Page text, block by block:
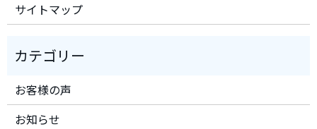
サイトマップ
お客様の声
お知らせ